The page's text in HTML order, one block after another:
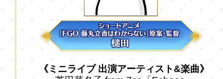
《ミニライブ 出演アーティスト&楽曲》